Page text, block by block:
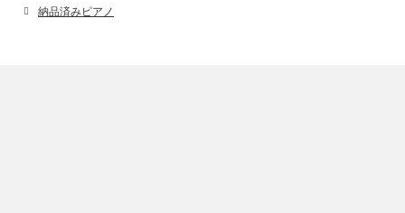
納品済みピアノ